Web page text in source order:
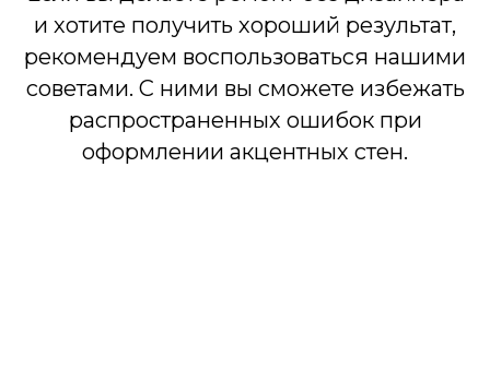
и хотите получить хороший результат,
рекомендуем воспользоваться нашими
советами. С ними вы сможете избежать
распространенных ошибок при
оформлении акцентных стен.